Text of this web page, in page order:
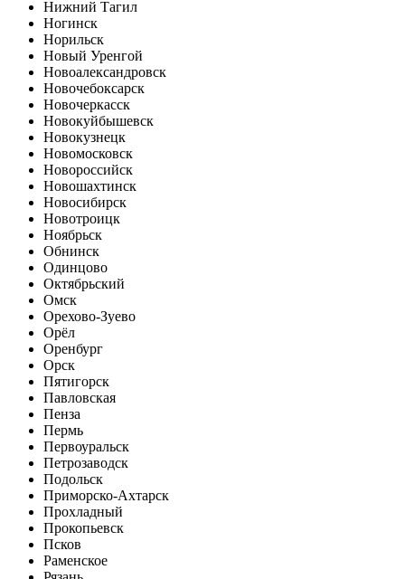
Нижний Тагил
Ногинск
Норильск
Новый Уренгой
Новоалександровск
Новочебоксарск
Новочеркасск
Новокуйбышевск
Новокузнецк
Новомосковск
Новороссийск
Новошахтинск
Новосибирск
Новотроицк
Ноябрьск
Обнинск
Одинцово
Октябрьский
Омск
Орехово-Зуево
Орёл
Оренбург
Орск
Пятигорск
Павловская
Пенза
Пермь
Первоуральск
Петрозаводск
Подольск
Приморско-Ахтарск
Прохладный
Прокопьевск
Псков
Раменское